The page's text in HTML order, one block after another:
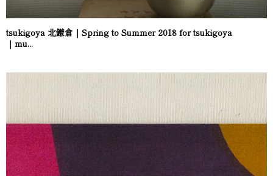
tsukigoya 北鎌倉｜Spring to Summer 2018 for tsukigoya
｜mu...